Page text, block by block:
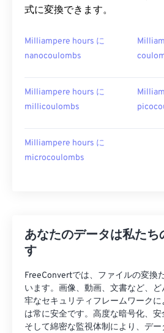
式に変換できます。
Milliampere hours に
nanocoulombs
Milliampere hours に
millicoulombs
Milliampere hours に
microcoulombs
あなたのデータは私た
す
FreeConvertでは、ファイルの変換
います。画像、動画、文書など、
牢なセキュリティフレームワーク
は常に安全です。高度な暗号化、安
そして綿密な監視体制により、デ